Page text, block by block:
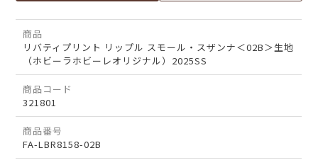
商品
リバティプリント リップル スモール・スザンナ＜02B＞生地
（ホビーラホビーレオリジナル）2025SS
商品コード
321801
商品番号
FA-LBR8158-02B